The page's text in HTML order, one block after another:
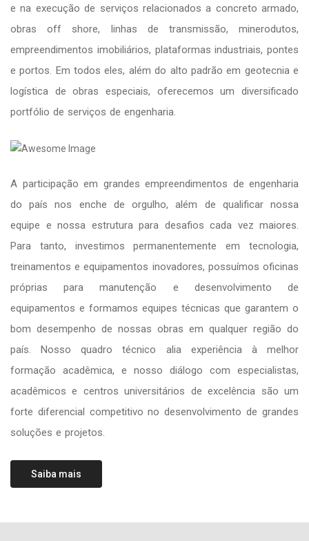
e na execução de serviços relacionados a concreto armado,
obras off shore, linhas de transmissão, minerodutos,
empreendimentos imobiliários, plataformas industriais, pontes
e portos. Em todos eles, além do alto padrão em geotecnia e
logística de obras especiais, oferecemos um diversificado
portfólio de serviços de engenharia.
A participação em grandes empreendimentos de engenharia
do país nos enche de orgulho, além de qualificar nossa
equipe e nossa estrutura para desafios cada vez maiores.
Para tanto, investimos permanentemente em tecnologia,
treinamentos e equipamentos inovadores, possuímos oficinas
próprias para manutenção e desenvolvimento de
equipamentos e formamos equipes técnicas que garantem o
bom desempenho de nossas obras em qualquer região do
país. Nosso quadro técnico alia experiência à melhor
formação acadêmica, e nosso diálogo com especialistas,
acadêmicos e centros universitários de excelência são um
forte diferencial competitivo no desenvolvimento de grandes
soluções e projetos.
Saiba mais